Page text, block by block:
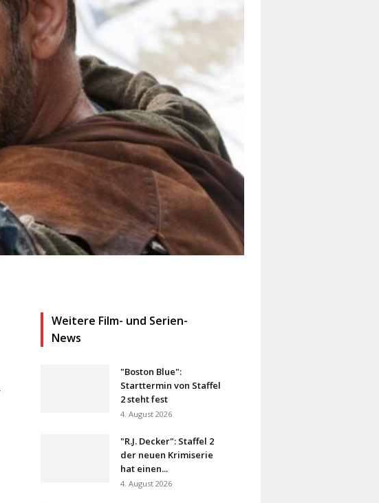
Weitere Film- und Serien-
News
"Boston Blue":
Starttermin von Staffel
2 steht fest
4. August 2026
"R.J. Decker": Staffel 2
der neuen Krimiserie
hat einen...
4. August 2026